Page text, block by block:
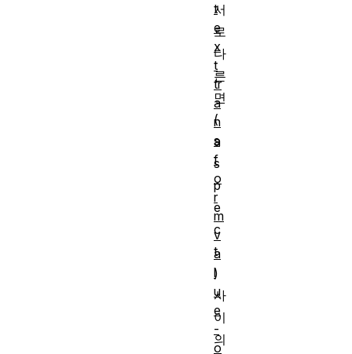
서
로
다
른
면
(
a
s
p
e
c
t
)
사
이
의
t
e
x
t
tr
a
n
s
f
o
r
m
v
a
l
u
e
-
o